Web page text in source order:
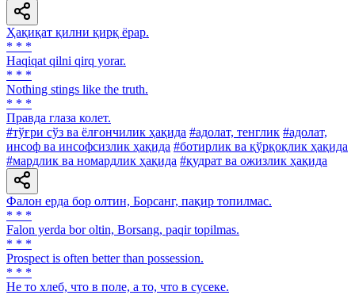
Ҳақиқат қилни қирқ ёрар.
* * *
Haqiqat qilni qirq yorar.
* * *
Nothing stings like the truth.
* * *
Правда глаза колет.
#тўғри сўз ва ёлғончилик ҳақида #адолат, тенглик #адолат,
инсоф ва инсофсизлик ҳақида #ботирлик ва қўрқоқлик ҳақида
#мардлик ва номардлик ҳақида #қудрат ва ожизлик ҳақида
Фалон ерда бор олтин, Борсанг, пақир топилмас.
* * *
Falon yerda bor oltin, Borsang, paqir topilmas.
* * *
Prospect is often better than possession.
* * *
He то хлеб, что в поле, а то, что в сусеке.